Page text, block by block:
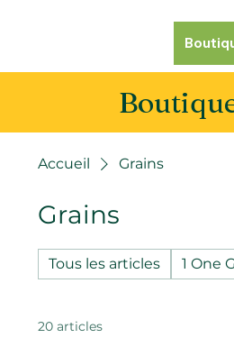
Accueil Grains
Grains
Tous les articles 1 One
20 articles